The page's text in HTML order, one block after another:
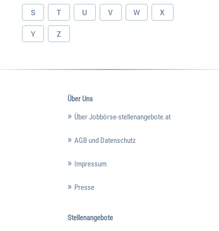
S T U V W X
Y Z
Über Uns
Über Jobbörse-stellenangebote.at
AGB und Datenschutz
Impressum
Presse
Stellenangebote